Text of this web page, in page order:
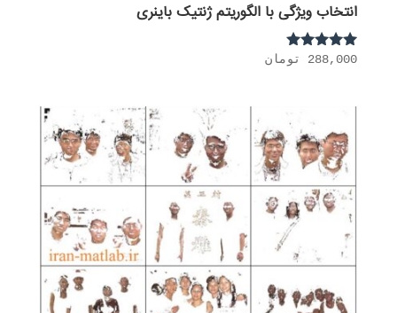
انتخاب ویژگی با الگوریتم ژنتیک باینری
نمره
288,000 تومان